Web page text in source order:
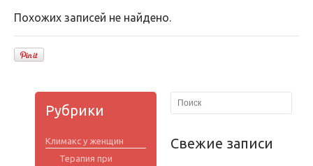
Похожих записей не найдено.
Рубрики
Климакс у женщин
Терапия при
Свежие записи